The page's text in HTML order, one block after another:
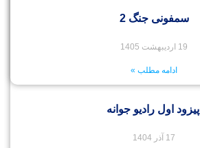
سمفونی جنگ 2
19 اردیبهشت 1405
ادامه مطلب »
اپیزود اول رادیو جوانه
17 آذر 1404